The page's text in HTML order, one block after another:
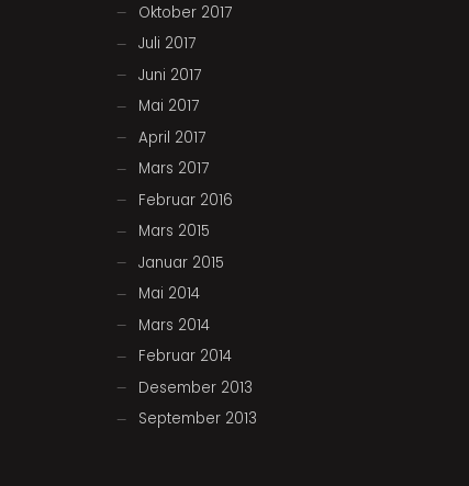
Oktober 2017
Juli 2017
Juni 2017
Mai 2017
April 2017
Mars 2017
Februar 2016
Mars 2015
Januar 2015
Mai 2014
Mars 2014
Februar 2014
Desember 2013
September 2013